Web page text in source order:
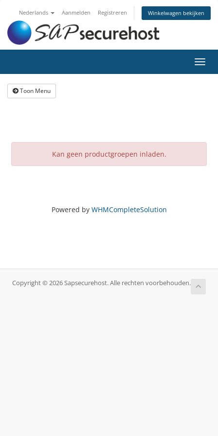
Nederlands Aanmelden Registreren Winkelwagen bekijken
in-/
Toon Menu
Kan geen productgroepen inladen.
Powered by WHMCompleteSolution
Copyright © 2026 Sapsecurehost. Alle rechten voorbehouden.